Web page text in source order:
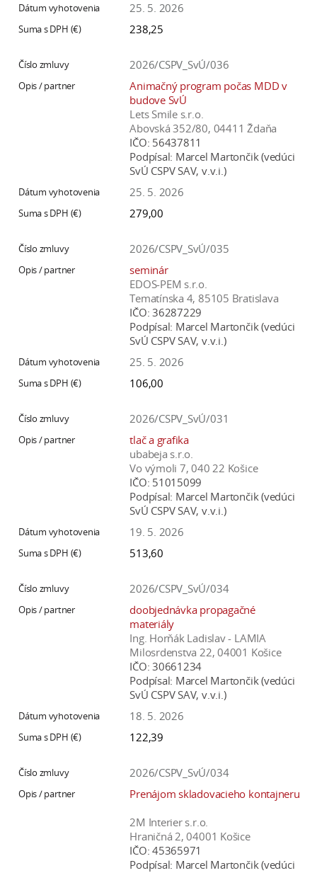
25. 5. 2026
238,25
2026/CSPV_SvÚ/036
Animačný program počas MDD v
budove SvÚ
Lets Smile s.r.o.
Abovská 352/80, 04411 Ždaňa
IČO: 56437811
Podpísal: Marcel Martončik (vedúci
SvÚ CSPV SAV, v.v.i.)
25. 5. 2026
279,00
2026/CSPV_SvÚ/035
seminár
EDOS-PEM s.r.o.
Tematínska 4, 85105 Bratislava
IČO: 36287229
Podpísal: Marcel Martončik (vedúci
SvÚ CSPV SAV, v.v.i.)
25. 5. 2026
106,00
2026/CSPV_SvÚ/031
tlač a grafika
ubabeja s.r.o.
Vo výmoli 7, 040 22 Košice
IČO: 51015099
Podpísal: Marcel Martončik (vedúci
SvÚ CSPV SAV, v.v.i.)
19. 5. 2026
513,60
2026/CSPV_SvÚ/034
doobjednávka propagačné
materiály
Ing. Horňák Ladislav - LAMIA
Milosrdenstva 22, 04001 Košice
IČO: 30661234
Podpísal: Marcel Martončik (vedúci
SvÚ CSPV SAV, v.v.i.)
18. 5. 2026
122,39
2026/CSPV_SvÚ/034
Prenájom skladovacieho kontajneru
2M Interier s.r.o.
Hraničná 2, 04001 Košice
IČO: 45365971
Podpísal: Marcel Martončik (vedúci